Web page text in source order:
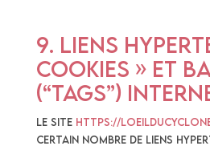
9. Liens
cookies » et
(“tags”)
Le site https://
certain nombre de liens